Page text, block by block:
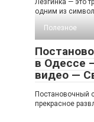
одним из
Полезное
в Одессе
видео —
Постановочный
прекрасное